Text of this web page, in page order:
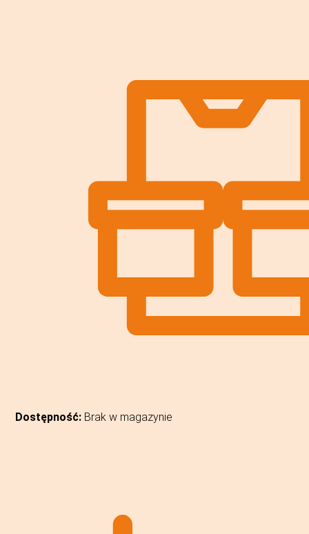
Dostępność: Brak w magazynie